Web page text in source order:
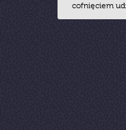
cofnięciem